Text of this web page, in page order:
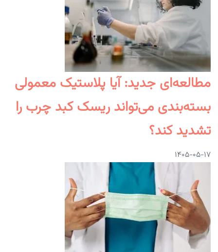
مطالعه‌ای جدید: آیا پلاستیک معمولی
بسته‌بندی می‌تواند ریسک کبد چرب را
تشدید کند؟
۱۴۰۵-۰۵-۱۷